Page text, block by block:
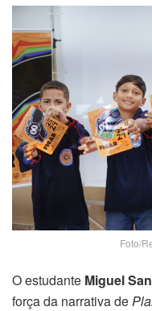
Foto/
O estudante Miguel
força da narrativa de